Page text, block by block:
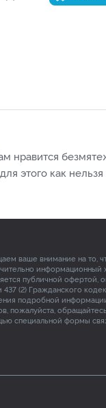
нравится
этого как
ваше внимание на то,
информационный
публичной
437 (2) Гражданского
подробной
пожалуйста,
специальной формы